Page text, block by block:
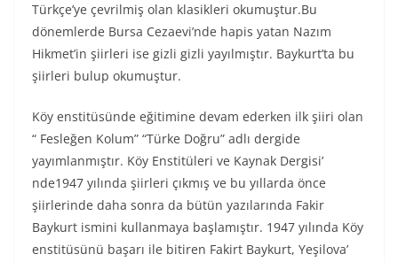
Türkçe’ye çevrilmiş olan klasikleri okumuştur.Bu
dönemlerde Bursa Cezaevi’nde hapis yatan Nazım
Hikmet’in şiirleri ise gizli gizli yayılmıştır. Baykurt’ta bu
şiirleri bulup okumuştur.
Köy enstitüsünde eğitimine devam ederken ilk şiiri olan
“ Fesleğen Kolum” “Türke Doğru” adlı dergide
yayımlanmıştır. Köy Enstitüleri ve Kaynak Dergisi’
nde1947 yılında şiirleri çıkmış ve bu yıllarda önce
şiirlerinde daha sonra da bütün yazılarında Fakir
Baykurt ismini kullanmaya başlamıştır. 1947 yılında Köy
enstitüsünü başarı ile bitiren Fakirt Baykurt, Yeşilova’